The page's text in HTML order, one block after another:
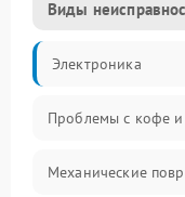
Виды
Электроника
Проблемы с кофе
Механические